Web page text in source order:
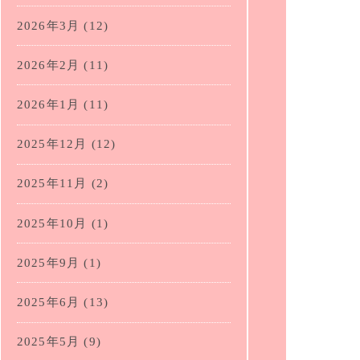
2026年3月 (12)
2026年2月 (11)
2026年1月 (11)
2025年12月 (12)
2025年11月 (2)
2025年10月 (1)
2025年9月 (1)
2025年6月 (13)
2025年5月 (9)